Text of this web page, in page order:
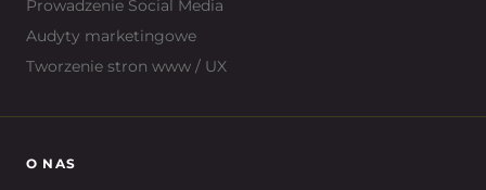
Prowadzenie Social Media
Audyty marketingowe
Tworzenie stron www / UX
O NAS